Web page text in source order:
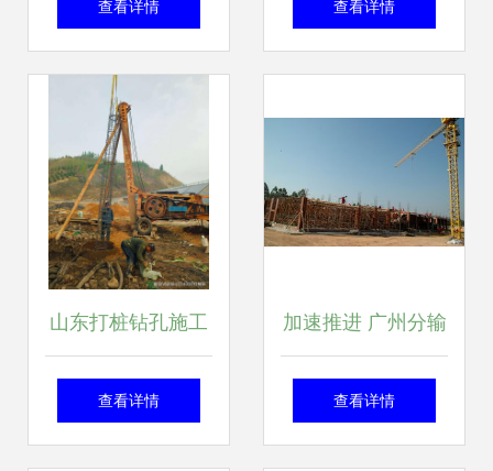
查看详情 查看详情
山东打桩钻孔施工
队 专业桩基施工与
查看详情
加速推进 广州分输
压气站进入施工冲
查看详情